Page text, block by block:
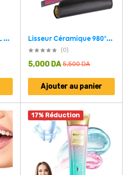
Tendeuse Nasal WAHL Portable pour homme – آلة إزالة شعر الأنف Lisseur Céramique 980°F Plaque 1.5″ Titane ENZO EN-3827 – مملس شعر إينزو
(0)
5,500DA
5,000 DA
Ajouter au panier
17% Réduction